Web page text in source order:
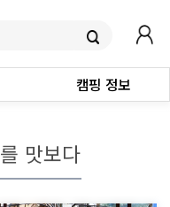
캠핑 정보
맛보다